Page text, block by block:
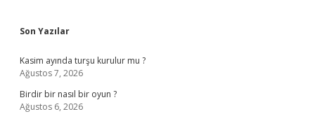
Son Yazılar
Kasim ayında turşu kurulur mu ?
Ağustos 7, 2026
Birdir bir nasıl bir oyun ?
Ağustos 6, 2026